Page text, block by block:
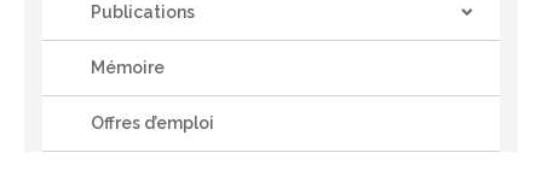
Publications
Mémoire
Offres d’emploi